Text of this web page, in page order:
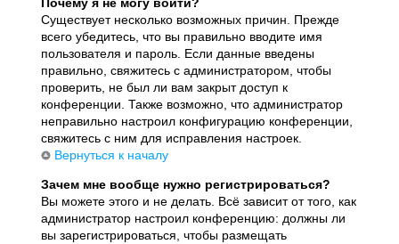
Почему я не могу войти?
Существует несколько возможных причин. Прежде
всего убедитесь, что вы правильно вводите имя
пользователя и пароль. Если данные введены
правильно, свяжитесь с администратором, чтобы
проверить, не был ли вам закрыт доступ к
конференции. Также возможно, что администратор
неправильно настроил конфигурацию конференции,
свяжитесь с ним для исправления настроек.
Вернуться к началу
Зачем мне вообще нужно регистрироваться?
Вы можете этого и не делать. Всё зависит от того, как
администратор настроил конференцию: должны ли
вы зарегистрироваться, чтобы размещать